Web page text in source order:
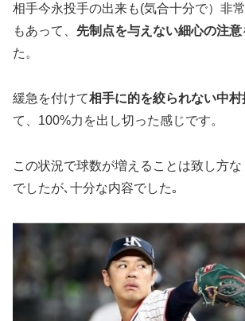
相手今永投手の出来も(気合十分で）非
もあって、 先制点を与えない細心の注意
た。
緩急を付けて相手に的を絞られない中
て、100%力を出し切った感じです。
この状況で球数が増えることは致し方
でしたが､十分な内容でした｡